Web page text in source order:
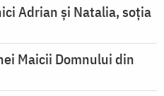
Adrian şi Natalia, soţia
Maicii Domnului din